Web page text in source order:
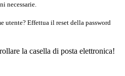
necessarie.
utente? Effettua il reset della password
la casella di posta elettronica!